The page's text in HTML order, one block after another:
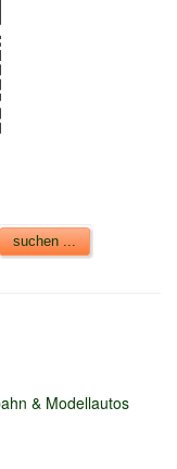
& Modellautos